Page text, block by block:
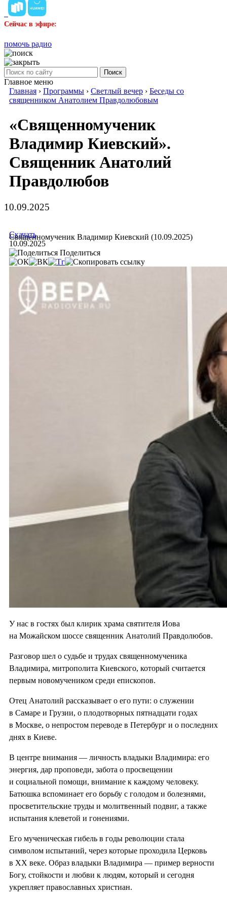
Сейчас в эфире:
помочь радио
Поиск
Главное меню
Главная › Программы › Светлый вечер › Беседы со
священником Анатолием Правдолюбовым
«Священномученик
Владимир Киевский».
Священник Анатолий
Правдолюбов
10.09.2025
Священномученик Владимир Киевский (10.09.2025)
Скачать
10.09.2025
Поделиться
У нас в гостях был клирик храма святителя Иова
на Можайском шоссе священник Анатолий Правдолюбов.
Разговор шел о судьбе и трудах священномученика
Владимира, митрополита Киевского, который считается
первым новомучеником среди епископов.
Отец Анатолий рассказывает о его пути: о служении
в Самаре и Грузии, о плодотворных пятнадцати годах
в Москве, о непростом переводе в Петербург и о последних
днях в Киеве.
В центре внимания — личность владыки Владимира: его
энергия, дар проповеди, забота о просвещении
и социальной помощи, внимание к каждому человеку.
Батюшка вспоминает его борьбу с голодом и болезнями,
просветительские труды и молитвенный подвиг, а также
испытания клеветой и гонениями.
Его мученическая гибель в годы революции стала
символом испытаний, через которые проходила Церковь
в XX веке. Образ владыки Владимира — пример верности
Богу, стойкости и любви к людям, который и сегодня
укрепляет православных христиан.